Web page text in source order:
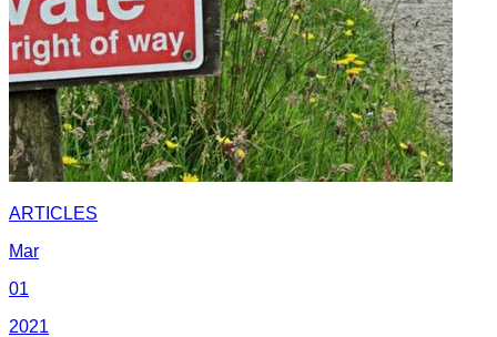
ARTICLES
Mar
01
2021